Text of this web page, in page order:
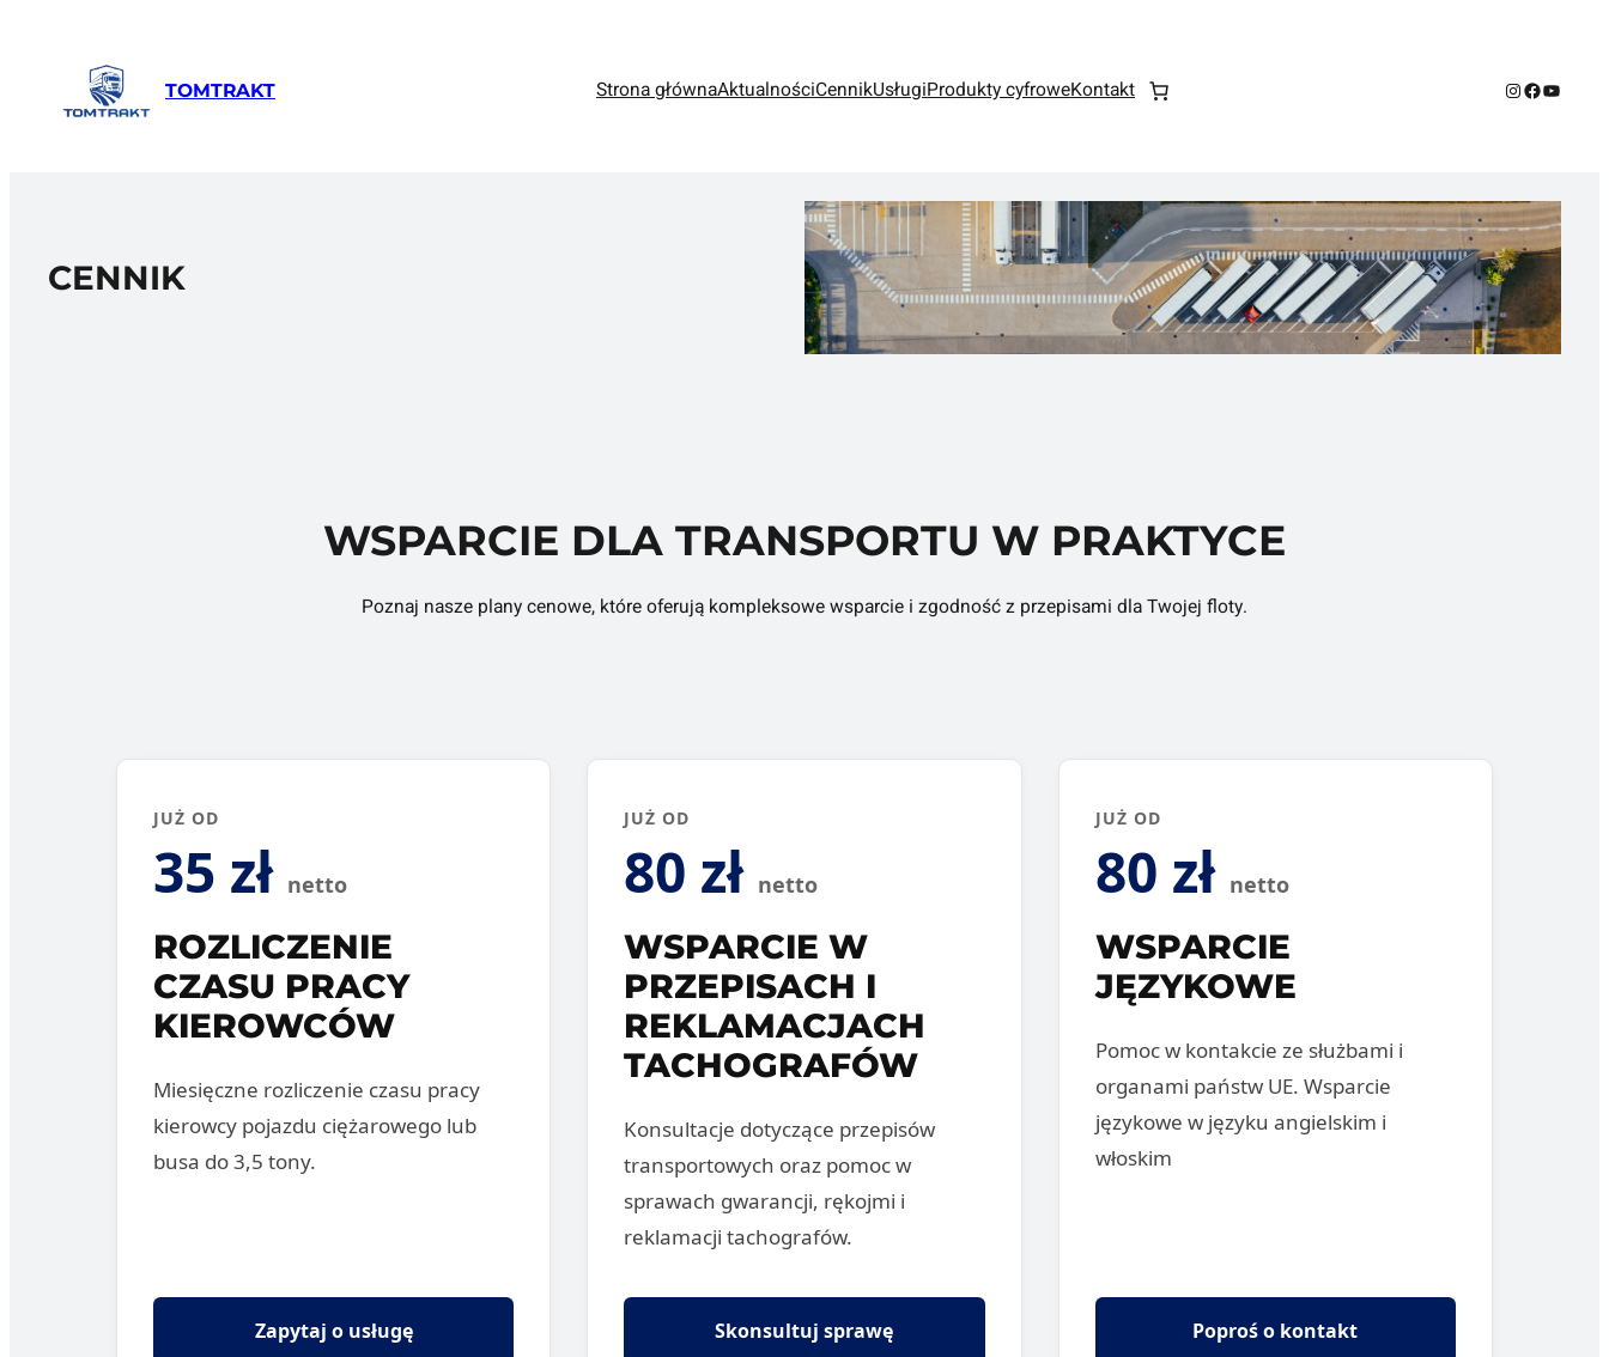
TOMTRAKT Strona głównaAktualnościCennikUsługiProdukty cyfroweKontakt Instagram
Facebook
CENNIK
WSPARCIE DLA TRANSPORTU W PRAKTYCE
Poznaj nasze plany cenowe, które oferują kompleksowe wsparcie i zgodność z przepisami dla Twojej floty.
JUŻ OD
35 zł netto
ROZLICZENIE
CZASU PRACY
KIEROWCÓW
Miesięczne rozliczenie czasu pracy
kierowcy pojazdu ciężarowego lub
busa do 3,5 tony.
Zapytaj o usługę
JUŻ OD
80 zł netto
WSPARCIE W
PRZEPISACH I
REKLAMACJACH
TACHOGRAFÓW
Konsultacje dotyczące przepisów
transportowych oraz pomoc w
sprawach gwarancji, rękojmi i
reklamacji tachografów.
Skonsultuj sprawę
JUŻ OD
80 zł netto
WSPARCIE
JĘZYKOWE
Pomoc w kontakcie ze służbami i
organami państw UE. Wsparcie
językowe w języku angielskim i
włoskim
Poproś o kontakt